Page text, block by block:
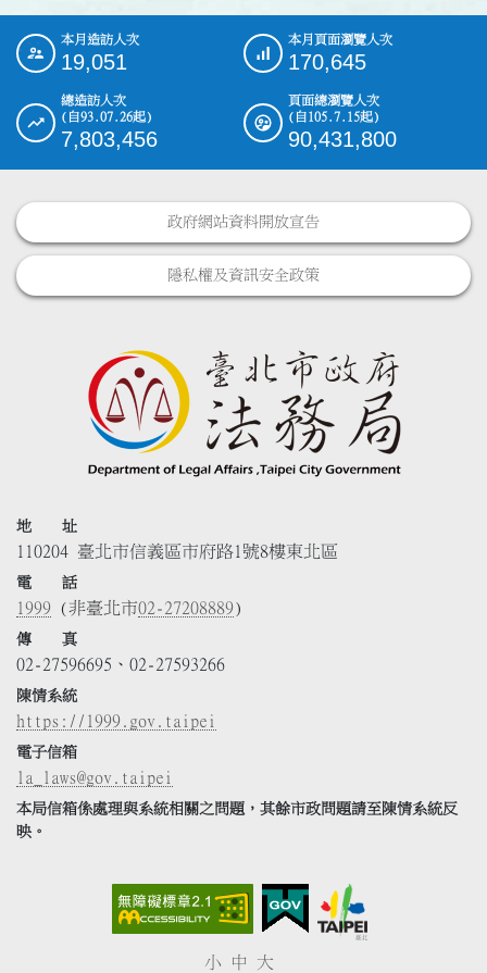
::: 本月造訪人次
19,051
本月頁面瀏覽人次
170,645
總造訪人次
(自93.07.26起)
7,803,456
頁面總瀏覽人次
(自105.7.15起)
90,431,800
政府網站資料開放宣告
隱私權及資訊安全政策
地 址
110204 臺北市信義區市府路1號8樓東北區
電 話
1999 (非臺北市02-27208889)
傳 真
02-27596695、02-27593266
陳情系統
https://1999.gov.taipei
電子信箱
la_laws@gov.taipei
本局信箱係處理與系統相關之問題，其餘市政問題請至陳情系統反
映。
小 中 大